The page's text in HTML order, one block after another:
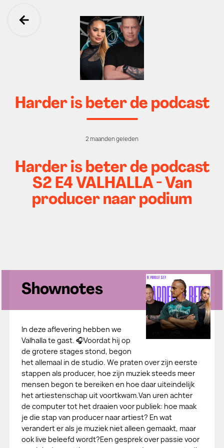
Ga terug
Harder is beter de podcast
2 maanden geleden
Harder is beter de podcast
S2 E4 VALHALLA - Van
producer naar podium
Shownotes
In deze aflevering hebben we
Valhalla te gast. 🎧Voordat hij op
de grotere stages stond, begon
het allemaal in de studio. We praten over zijn eerste
stappen als producer, hoe zijn muziek steeds meer
mensen begon te bereiken en hoe daar uiteindelijk
het artiestenschap uit voortkwam.Van uren achter
de computer tot het draaien voor publiek: hoe maak
je die stap van producer naar artiest? En wat
verandert er als je muziek niet alleen gemaakt, maar
ook live beleefd wordt?Een gesprek over passie voor